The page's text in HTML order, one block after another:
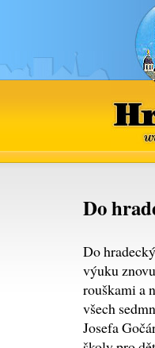
Do
Do
výuku
rouškami a
všech
Josefa